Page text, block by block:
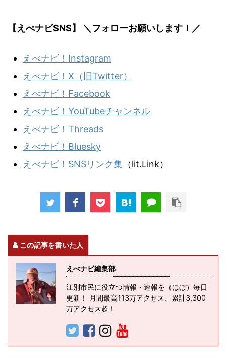
【えべナビSNS】 ＼フォローお願いします！／
えべナビ！Instagram
えべナビ！X（旧Twitter）
えべナビ！Facebook
えべナビ！YouTubeチャンネル
えべナビ！Threads
えべナビ！Bluesky
えべナビ！SNSリンク集 （lit.Link）
この記事を書いた人
えべナビ編集部
江別市民に役立つ情報・速報を（ほぼ）毎日
更新！ 月間最高113万アクセス、累計3,300
万アクセス超！